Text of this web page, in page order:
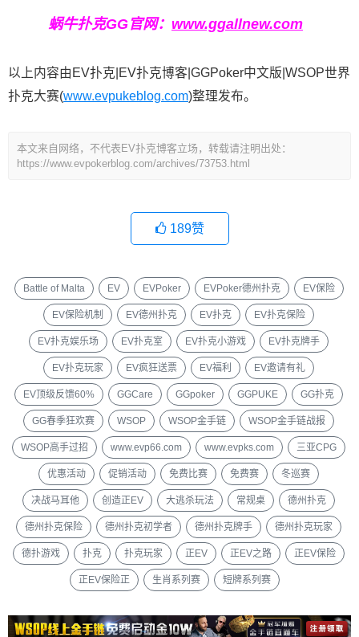
蜗牛扑克GG官网： www.ggallnew.com
以上内容由EV扑克|EV扑克博客|GGPoker中文版|WSOP世界
扑克大赛(www.evpukeblog.com)整理发布。
本文来自网络，不代表EV扑克博客立场，转载请注明出处：
https://www.evpokerblog.com/archives/73753.html
189赞
Battle of Malta EV EVPoker EVPoker德州扑克 EV保险
EV保险机制 EV德州扑克 EV扑克 EV扑克保险
EV扑克娱乐场 EV扑克室 EV扑克小游戏 EV扑克牌手
EV扑克玩家 EV疯狂送票 EV福利 EV邀请有礼
EV顶级反馈60% GGCare GGpoker GGPUKE GG扑克
GG春季狂欢赛 WSOP WSOP金手链 WSOP金手链战报
WSOP高手过招 www.evp66.com www.evpks.com 三亚CPG
优惠活动 促销活动 免费比赛 免费赛 冬巡赛
决战马耳他 创造正EV 大逃杀玩法 常规桌 德州扑克
德州扑克保险 德州扑克初学者 德州扑克牌手 德州扑克玩家
德扑游戏 扑克 扑克玩家 正EV 正EV之路 正EV保险
正EV保险正 生肖系列赛 短牌系列赛